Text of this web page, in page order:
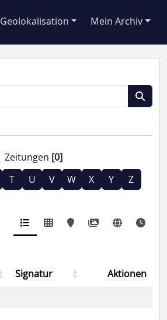
Geolokalisation Mein Archiv
Zeitungen [0]
T U V W X Y Z
Signatur Aktionen